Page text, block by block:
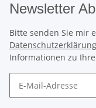
Newsletter
Bitte senden Sie mir
Datenschutzerklärung
Informationen zu